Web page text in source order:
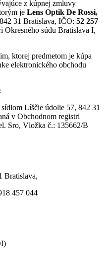
z kúpnej zmluvy
je Lens Optik De Rossi,
31 Bratislava, IČO: 52 257
Okresného súdu Bratislava I,
ktorej predmetom je kúpa
elektronického obchodu
sídlom Líščie údolie 57, 842 31
v Obchodnom registri
Sro, Vložka č.: 135662/B
Bratislava,
457 044